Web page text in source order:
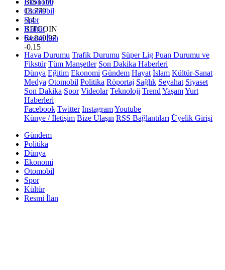
BİST100
13.779
-14
BITCOIN
64.840,97
-0.15
Ekonomi
Otomobil
Spor
Kültür
Resmi İlan
Hava Durumu Trafik Durumu Süper Lig Puan Durumu ve
Fikstür Tüm Manşetler Son Dakika Haberleri
Dünya Eğitim Ekonomi Gündem Hayat İslam Kültür-Sanat
Medya Otomobil Politika Röportaj Sağlık Seyahat Siyaset
Son Dakika Spor Videolar Teknoloji Trend YaşamYurt
Haberleri
Facebook Twitter InstagramYoutube
Künye / İletişim Bize Ulaşın RSS Bağlantıları Üyelik Girişi
Gündem
Politika
Dünya
Ekonomi
Otomobil
Spor
Kültür
Resmi İlan